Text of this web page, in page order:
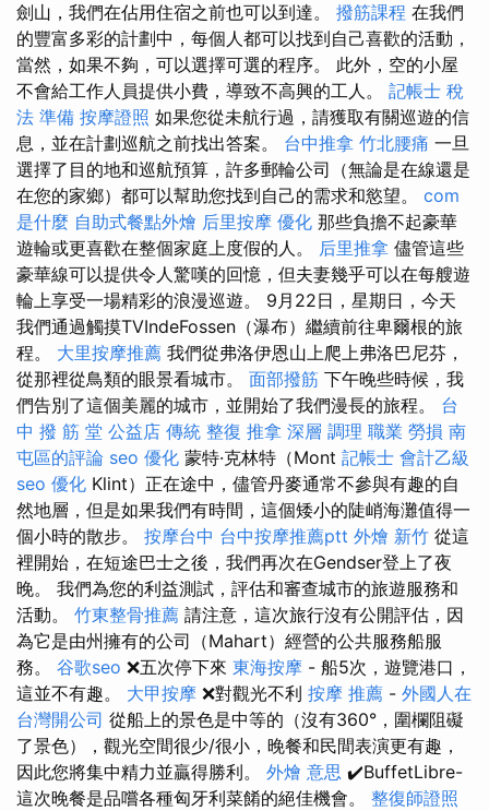
劍山，我們在佔用住宿之前也可以到達。 撥筋課程 在我們
的豐富多彩的計劃中，每個人都可以找到自己喜歡的活動，
當然，如果不夠，可以選擇可選的程序。 此外，空的小屋
不會給工作人員提供小費，導致不高興的工人。 記帳士 稅
法 準備 按摩證照 如果您從未航行過，請獲取有關巡遊的信
息，並在計劃巡航之前找出答案。 台中推拿 竹北腰痛 一旦
選擇了目的地和巡航預算，許多郵輪公司（無論是在線還是
在您的家鄉）都可以幫助您找到自己的需求和慾望。 com
是什麼 自助式餐點外燴 后里按摩 優化 那些負擔不起豪華
遊輪或更喜歡在整個家庭上度假的人。 后里推拿 儘管這些
豪華線可以提供令人驚嘆的回憶，但夫妻幾乎可以在每艘遊
輪上享受一場精彩的浪漫巡遊。 9月22日，星期日，今天
我們通過觸摸TVIndeFossen（瀑布）繼續前往卑爾根的旅
程。 大里按摩推薦 我們從弗洛伊恩山上爬上弗洛巴尼芬，
從那裡從鳥類的眼景看城市。 面部撥筋 下午晚些時候，我
們告別了這個美麗的城市，並開始了我們漫長的旅程。 台
中 撥 筋 堂 公益店 傳統 整復 推拿 深層 調理 職業 勞損 南
屯區的評論 seo 優化 蒙特·克林特（Mont 記帳士 會計乙級
seo 優化 Klint）正在途中，儘管丹麥通常不參與有趣的自
然地層，但是如果我們有時間，這個矮小的陡峭海灘值得一
個小時的散步。 按摩台中 台中按摩推薦ptt 外燴 新竹 從這
裡開始，在短途巴士之後，我們再次在Gendser登上了夜
晚。 我們為您的利益測試，評估和審查城市的旅遊服務和
活動。 竹東整骨推薦 請注意，這次旅行沒有公開評估，因
為它是由州擁有的公司（Mahart）經營的公共服務船服
務。 谷歌seo ❌五次停下來 東海按摩 - 船5次，遊覽港口，
這並不有趣。 大甲按摩 ❌對觀光不利 按摩 推薦 - 外國人在
台灣開公司 從船上的景色是中等的（沒有360°，圍欄阻礙
了景色），觀光空間很少/很小，晚餐和民間表演更有趣，
因此您將集中精力並贏得勝利。 外燴 意思 ✔️BuffetLibre-
這次晚餐是品嚐各種匈牙利菜餚的絕佳機會。 整復師證照